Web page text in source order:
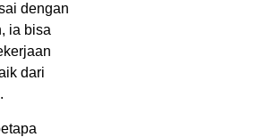
dengan
ia bisa
dari